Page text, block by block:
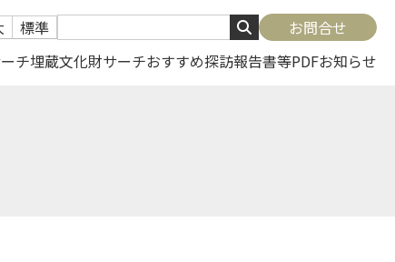
標準
お問合せ
チ埋蔵文化財サーチおすすめ探訪報告書等PDFお知らせ